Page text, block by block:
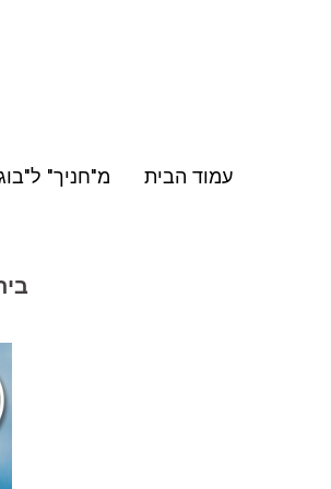
עמוד הבית מ"חניך"